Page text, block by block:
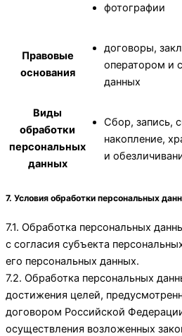
фотографии
Правовые
основания
договоры,
оператором и
данных
Виды
обработки
персональных
данных
Сбор, запись,
накопление,
и
7. Условия обработки персональных
7.1. Обработка персональных
с согласия субъекта
его персональных данных.
7.2. Обработка персональных
достижения целей,
договором Российской
осуществления возложенных